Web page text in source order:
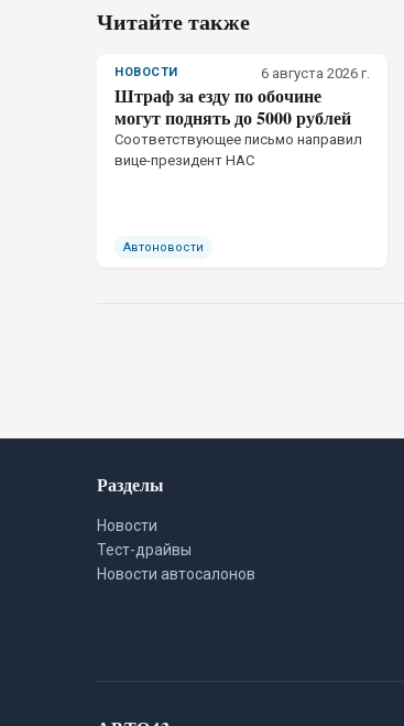
Читайте также
НОВОСТИ 6 августа 2026 г.
Штраф за езду по обочине
могут поднять до 5000 рублей
Соответствующее письмо направил
вице-президент НАС
Автоновости
Разделы
Новости
Тест-драйвы
Новости автосалонов